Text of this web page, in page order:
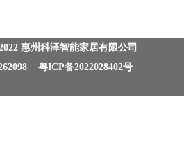
惠州科泽智能家居有限公司
粤ICP备2022028402号